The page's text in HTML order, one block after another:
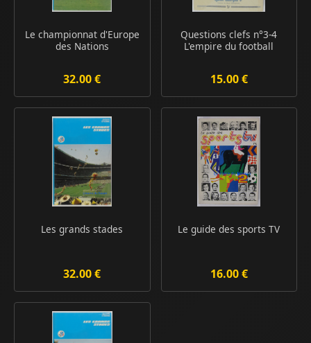
Le championnat d'Europe
des Nations
32.00 €
Questions clefs n°3-4
L'empire du football
15.00 €
Les grands stades
32.00 €
Le guide des sports TV
16.00 €